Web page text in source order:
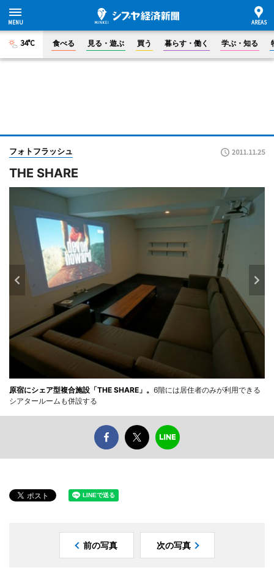
34°C 食べる 見る・遊ぶ 買う 暮らす・働く 学ぶ・知る
フォトフラッシュ 2011.11.25
THE SHARE
原宿にシェア型複合施設「THE SHARE」。 6階には居住者のみが利用できる
シアタールームも併設する
前の写真 次の写真